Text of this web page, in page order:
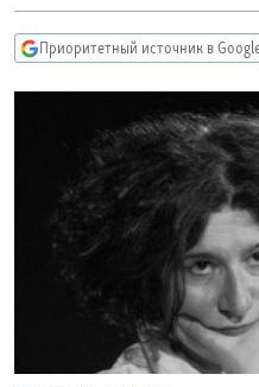
Вернутся
КАВКАЗ.РЕАЛИИ
СИБИРЬ.РЕАЛИИ
РАСПИСАНИЕ ВЕЩАНИЯ
ПОДПИШИТЕСЬ НА
Приоритетный источник в